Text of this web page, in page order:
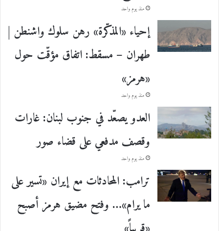
منذ يوم واحد
إحياء «المذكّرة» رهن سلوك واشنطن |
طهران – مسقط: اتفاق مؤقّت حول
«هرمز»
منذ يوم واحد
العدو يصعّد في جنوب لبنان: غارات
وقصف مدفعي على قضاء صور
منذ يوم واحد
ترامب: المحادثات مع إيران «تسير على
ما يرام»… وفتح مضيق هرمز أصبح